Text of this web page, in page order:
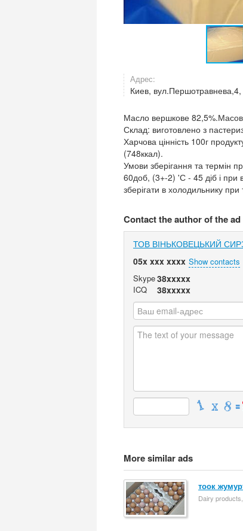
Адрес:
Киев, вул.Першотравнева,4,
Масло вершкове
Склад: виготовлено з
Харчова цінність 100г
(748ккал).
Умови зберігання та термін
60доб, (3+-2) 'С - 45 діб і при
зберігати в холодильнику
Contact the author of the ad
ТОВ ВІНЬКОВЕЦЬКИЙ
05x xxx xxxx Show contacts
Skype38xxxxx
ICQ 38xxxxx
More similar ads
тоок
Dairy